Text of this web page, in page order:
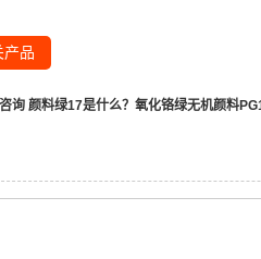
产品
询 颜料绿17是什么？氧化铬绿无机颜料